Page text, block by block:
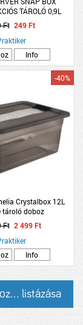
TÁROLÓ 0,9L
Ft 249 Ft
Info
Crystalbox 12L
tároló doboz
-40%
Ft 2 499 Ft
Info
listázása